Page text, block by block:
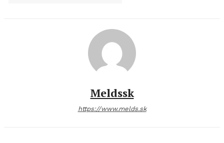
Meldssk
https://www.melds.sk